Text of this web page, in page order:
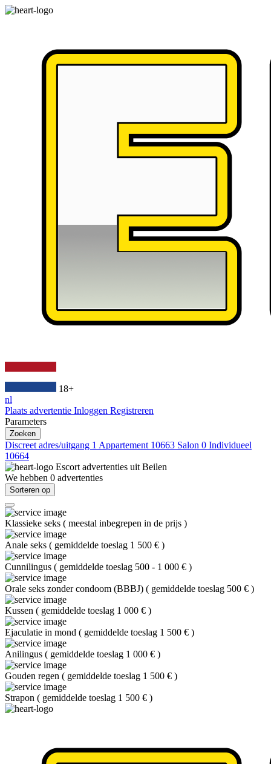
18+
nl
Plaats advertentie Inloggen Registreren
Parameters
Zoeken
Discreet adres/uitgang 1 Appartement 10663 Salon 0 Individueel
10664
Escort advertenties uit Beilen
We hebben 0 advertenties
Sorteren op
Klassieke seks ( meestal inbegrepen in de prijs )
Anale seks ( gemiddelde toeslag 1 500 € )
Cunnilingus ( gemiddelde toeslag 500 - 1 000 € )
Orale seks zonder condoom (BBBJ) ( gemiddelde toeslag 500 € )
Kussen ( gemiddelde toeslag 1 000 € )
Ejaculatie in mond ( gemiddelde toeslag 1 500 € )
Anilingus ( gemiddelde toeslag 1 000 € )
Gouden regen ( gemiddelde toeslag 1 500 € )
Strapon ( gemiddelde toeslag 1 500 € )